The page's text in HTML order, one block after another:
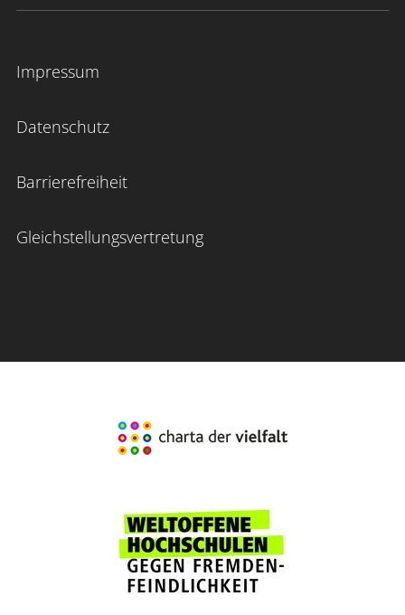
Impressum
Datenschutz
Barrierefreiheit
Gleichstellungsvertretung